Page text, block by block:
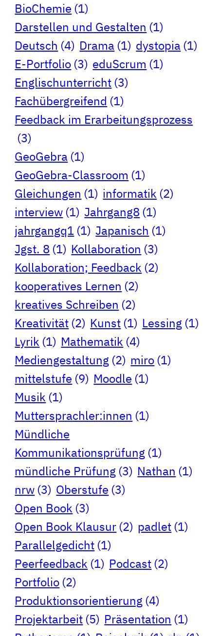
BioChemie (1)
Darstellen und Gestalten (1)
Deutsch (4) Drama (1) dystopia (1)
E-Portfolio (3) eduScrum (1)
Englischunterricht (3)
Fachübergreifend (1)
Feedback im Erarbeitungsprozess
(3)
GeoGebra (1)
GeoGebra-Classroom (1)
Gleichungen (1) informatik (2)
interview (1) Jahrgang8 (1)
jahrgangq1 (1) Japanisch (1)
Jgst. 8 (1) Kollaboration (3)
Kollaboration; Feedback (2)
kooperatives Lernen (2)
kreatives Schreiben (2)
Kreativität (2) Kunst (1) Lessing (1)
Lyrik (1) Mathematik (4)
Mediengestaltung (2) miro (1)
mittelstufe (9) Moodle (1)
Musik (1)
Muttersprachler:innen (1)
Mündliche
Kommunikationsprüfung (1)
mündliche Prüfung (3) Nathan (1)
nrw (3) Oberstufe (3)
Open Book (3)
Open Book Klausur (2) padlet (1)
Parallelgedicht (1)
Peerfeedback (1) Podcast (2)
Portfolio (2)
Produktionsorientierung (4)
Projektarbeit (5) Präsentation (1)